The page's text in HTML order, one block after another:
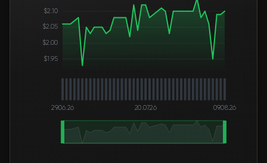
$1.95
$2.00
$2.05
$2.10
29.06.26 20.07.26 09.08.26